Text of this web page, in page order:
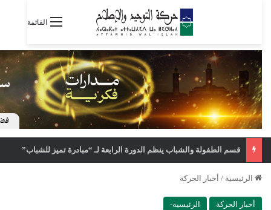
القائمة
قسم الطفولة والشباب ينظم الدورة الرابعة لـ “مبادرة تميز للشباب”
الرئيسية / أخبار الحركة
أخبار الحركة الرئيسية-